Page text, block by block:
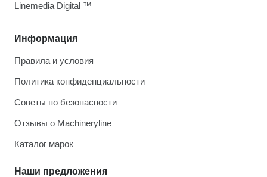
Информация
Правила и условия
Политика конфиденциальности
Советы по безопасности
Отзывы о Machineryline
Каталог марок
Наши предложения
Linemedia Digital ™